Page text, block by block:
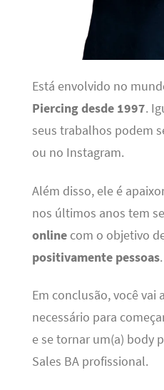
Está envolvido no
Piercing desde 1997.
seus trabalhos podem
ou no Instagram.
Além disso, ele é
nos últimos anos tem
onlinecom o objetivo
positivamente pessoas.
Em conclusão, você vai
necessário para
e se tornar um(a) body
Sales BA profissional.